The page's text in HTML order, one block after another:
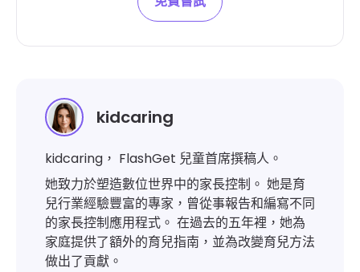
kidcaring
kidcaring， FlashGet 兒童首席撰稿人。
她致力於塑造數位世界中的家長控制。 她是育
兒行業經驗豐富的專家，曾從事報告和編寫不同
的家長控制應用程式。 在過去的五年裡，她為
家庭提供了額外的育兒指南，並為改變育兒方法
做出了貢獻。